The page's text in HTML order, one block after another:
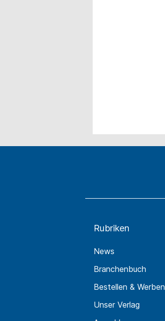
Rubriken
News
Branchenbuch
Bestellen & Werben
Unser Verlag